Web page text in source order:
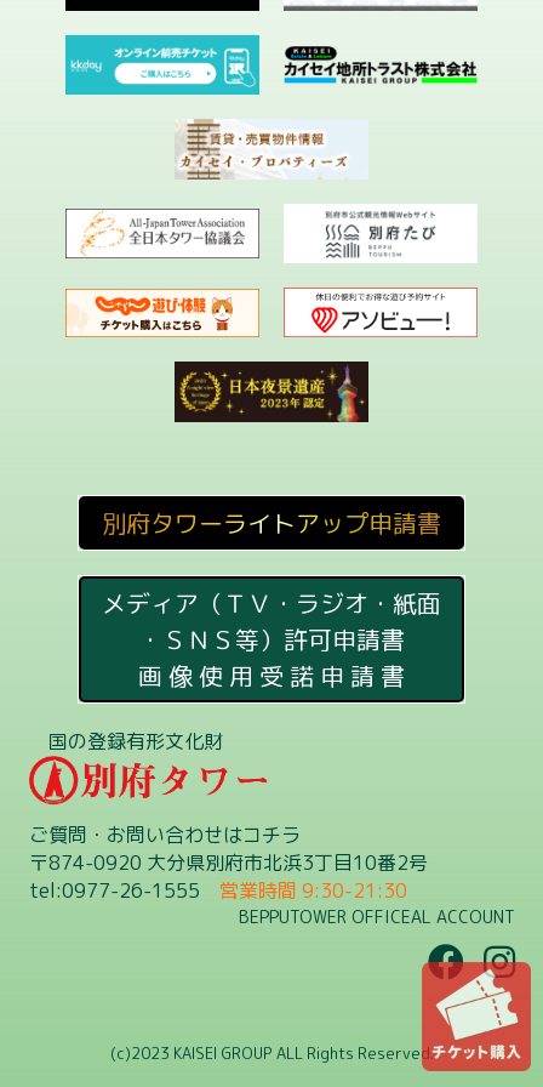
別府タワーライトアップ申請書
メディア（ＴＶ・ラジオ・紙面
・ＳＮＳ等）許可申請書
画 像 使 用 受 諾 申 請 書
国の登録有形文化財
ご質問・お問い合わせはコチラ
〒874-0920 大分県別府市北浜3丁目10番2号
tel:0977-26-1555
営業時間 9:30-21:30
BEPPUTOWER OFFICEAL ACCOUNT
(c)2023 KAISEI GROUP ALL Rights Reserved.